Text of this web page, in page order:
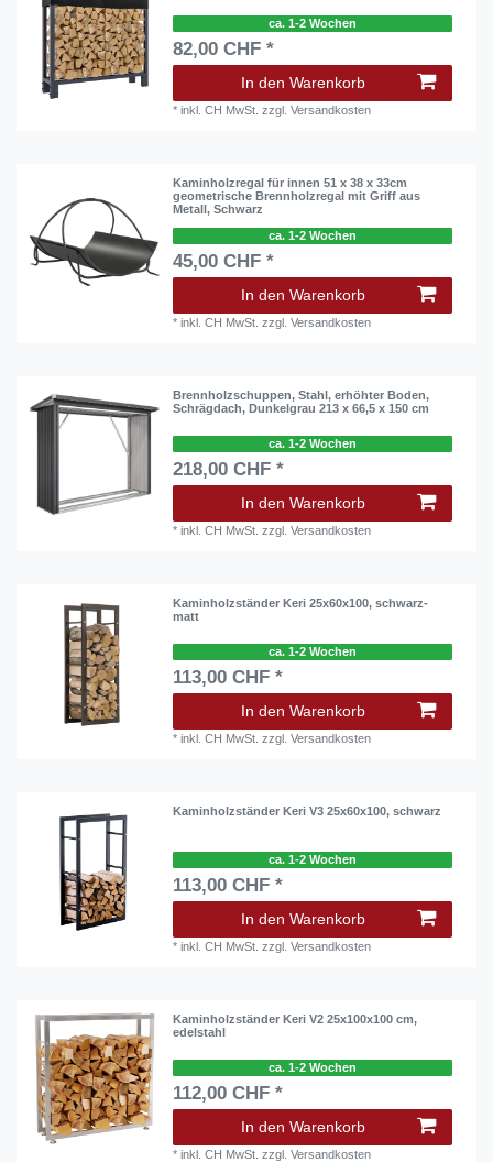
ca. 1-2 Wochen
82,00 CHF *
In den Warenkorb
*inkl. CH MwSt. zzgl.Versandkosten
Kaminholzregal für innen 51 x 38 x 33cm
geometrische Brennholzregal mit Griff aus
Metall, Schwarz
ca. 1-2 Wochen
45,00 CHF *
In den Warenkorb
*inkl. CH MwSt. zzgl.Versandkosten
Brennholzschuppen, Stahl, erhöhter Boden,
Schrägdach, Dunkelgrau 213 x 66,5 x 150 cm
ca. 1-2 Wochen
218,00 CHF *
In den Warenkorb
*inkl. CH MwSt. zzgl.Versandkosten
Kaminholzständer Keri 25x60x100, schwarz-
matt
ca. 1-2 Wochen
113,00 CHF *
In den Warenkorb
*inkl. CH MwSt. zzgl.Versandkosten
Kaminholzständer Keri V3 25x60x100, schwarz
ca. 1-2 Wochen
113,00 CHF *
In den Warenkorb
*inkl. CH MwSt. zzgl.Versandkosten
Kaminholzständer Keri V2 25x100x100 cm,
edelstahl
ca. 1-2 Wochen
112,00 CHF *
In den Warenkorb
*inkl. CH MwSt. zzgl.Versandkosten